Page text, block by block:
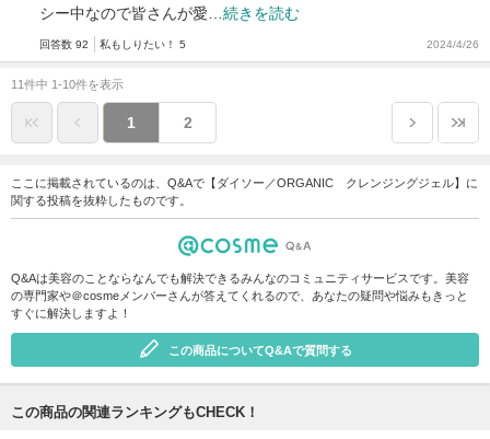
シー中なので皆さんが愛… 続きを読む
回答数 92 私もしりたい！ 5 2024/4/26
11件中 1-10件を表示
1 2
ここに掲載されているのは、Q&Aで【ダイソー／ORGANIC クレンジングジェル】に
関する投稿を抜粋したものです。
Q&Aは美容のことならなんでも解決できるみんなのコミュニティサービスです。美容
の専門家や＠cosmeメンバーさんが答えてくれるので、あなたの疑問や悩みもきっと
すぐに解決しますよ！
この商品についてQ&Aで質問する
この商品の関連ランキングもCHECK！